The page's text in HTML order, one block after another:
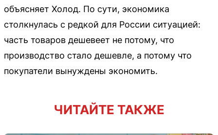
объясняет Холод. По сути, экономика
столкнулась с редкой для России ситуацией:
часть товаров дешевеет не потому, что
производство стало дешевле, а потому что
покупатели вынуждены экономить.
ЧИТАЙТЕ ТАКЖЕ